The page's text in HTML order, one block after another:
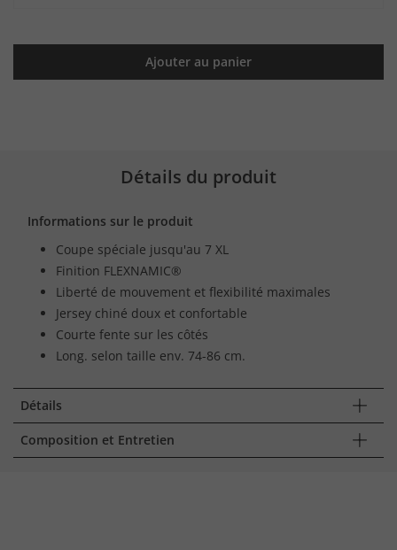
Ajouter au panier
Détails du produit
Informations sur le produit
Coupe spéciale jusqu'au 7 XL
Finition FLEXNAMIC®
Liberté de mouvement et flexibilité maximales
Jersey chiné doux et confortable
Courte fente sur les côtés
Long. selon taille env. 74-86 cm.
Détails
Composition et Entretien